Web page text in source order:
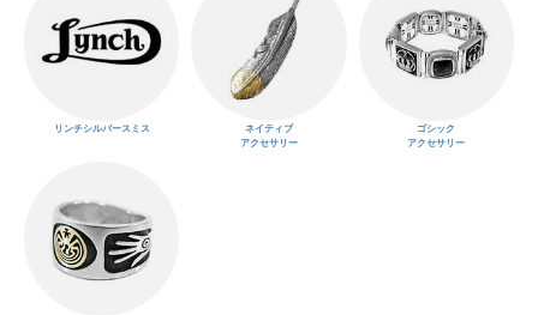
リンチシルバースミス
ネイティブ
アクセサリー
ゴシック
アクセサリー